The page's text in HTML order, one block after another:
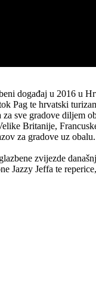
događaj u 2016 u
Pag te hrvatski
sve gradove diljem
Britanije,
za gradove uz
zvijezde
Jazzy Jeffa te